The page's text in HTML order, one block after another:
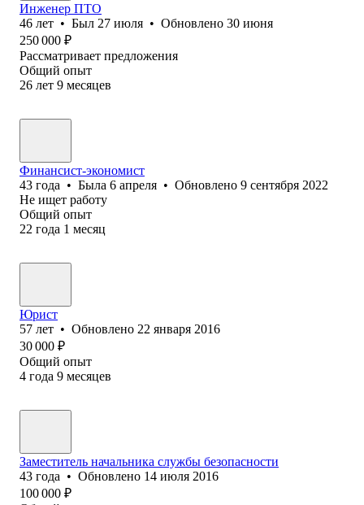
Инженер ПТО
46 лет • Был 27 июля • Обновлено 30 июня
250 000 ₽
Рассматривает предложения
Общий опыт
26 лет 9 месяцев
Финансист-экономист
43 года • Была 6 апреля • Обновлено 9 сентября 2022
Не ищет работу
Общий опыт
22 года 1 месяц
Юрист
57 лет • Обновлено 22 января 2016
30 000 ₽
Общий опыт
4 года 9 месяцев
Заместитель начальника службы безопасности
43 года • Обновлено 14 июля 2016
100 000 ₽